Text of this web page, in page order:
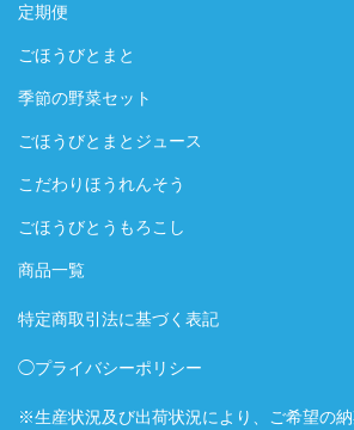
定期便
ごほうびとまと
季節の野菜セット
ごほうびとまとジュース
こだわりほうれんそう
ごほうびとうもろこし
商品一覧
特定商取引法に基づく表記
◯プライバシーポリシー
※生産状況及び出荷状況により、ご希望の